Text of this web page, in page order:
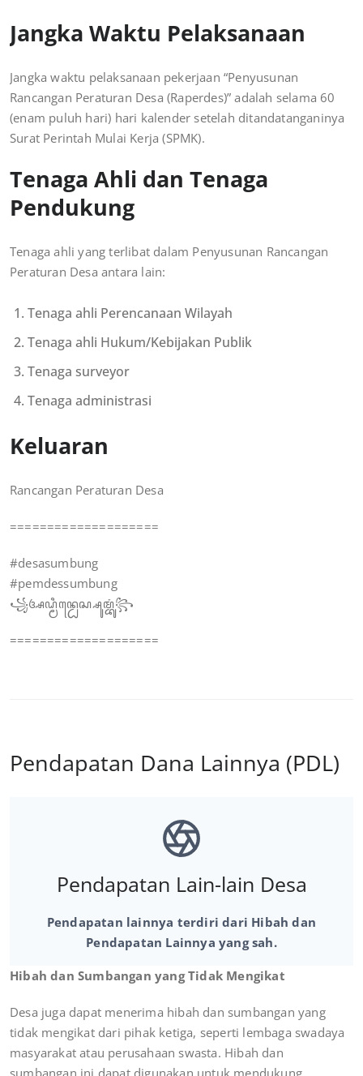
Jangka Waktu Pelaksanaan
Jangka waktu pelaksanaan pekerjaan “Penyusunan
Rancangan Peraturan Desa (Raperdes)” adalah selama 60
(enam puluh hari) hari kalender setelah ditandatanganinya
Surat Perintah Mulai Kerja (SPMK).
Tenaga Ahli dan Tenaga
Pendukung
Tenaga ahli yang terlibat dalam Penyusunan Rancangan
Peraturan Desa antara lain:
Tenaga ahli Perencanaan Wilayah
Tenaga ahli Hukum/Kebijakan Publik
Tenaga surveyor
Tenaga administrasi
Keluaran
Rancangan Peraturan Desa
====================
#desasumbung
#pemdessumbung
꧁ꦄꦝ꧀ꦩꦶꦤ꧀ꦝꦺꦱ꧀ꦱꦸꦩ꧀ꦧꦸꦁ꧂
====================
Pendapatan Dana Lainnya (PDL)
Pendapatan Lain-lain Desa
Pendapatan lainnya terdiri dari Hibah dan
Pendapatan Lainnya yang sah.
Hibah dan Sumbangan yang Tidak Mengikat
Desa juga dapat menerima hibah dan sumbangan yang
tidak mengikat dari pihak ketiga, seperti lembaga swadaya
masyarakat atau perusahaan swasta. Hibah dan
sumbangan ini dapat digunakan untuk mendukung